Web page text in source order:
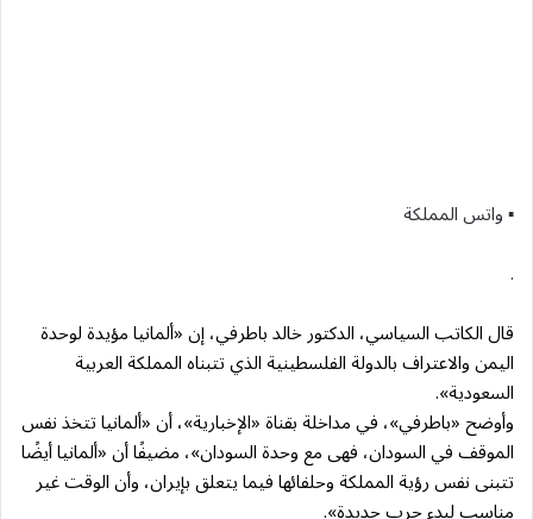
▪︎ واتس المملكة
.
قال الكاتب السياسي، الدكتور خالد باطرفي، إن «ألمانيا مؤيدة لوحدة
اليمن والاعتراف بالدولة الفلسطينية الذي تتبناه المملكة العربية
السعودية».
وأوضح «باطرفي»، في مداخلة بقناة «الإخبارية»، أن «ألمانيا تتخذ نفس
الموقف في السودان، فهى مع وحدة السودان»، مضيفًا أن «ألمانيا أيضًا
تتبنى نفس رؤية المملكة وحلفائها فيما يتعلق بإيران، وأن الوقت غير